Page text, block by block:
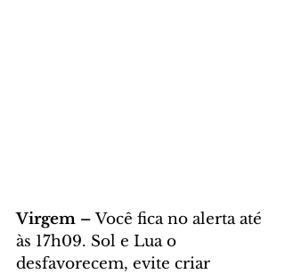
Virgem – Você fica no alerta até
às 17h09. Sol e Lua o
desfavorecem, evite criar